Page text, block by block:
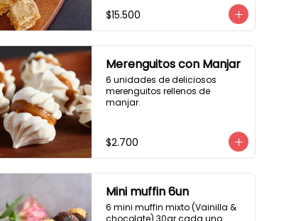
$15.500
Merenguitos con Manjar
6 unidades de deliciosos
merenguitos rellenos de
manjar.
$2.700
Mini muffin 6un
6 mini muffin mixto (Vainilla &
chocolate) 30gr cada uno